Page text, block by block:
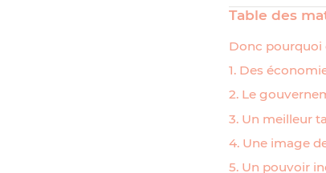
Table des
Donc pourquoi
1. Des
2. Le
3. Un meilleur
4. Une image
5. Un pouvoir